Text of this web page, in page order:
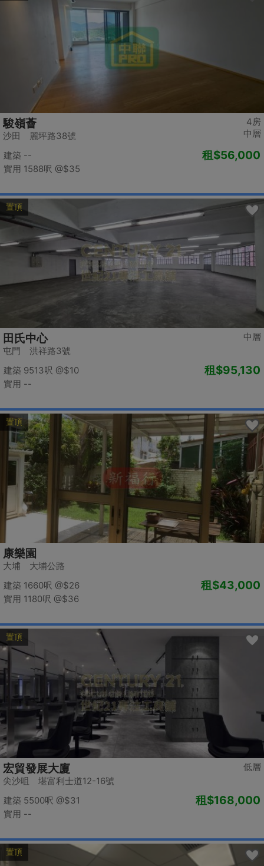
4房
中層
駿嶺薈
沙田 麗坪路38號
建築 --
實用 1588呎 @$35
租$56,000
置頂
中層
田氏中心
屯門 洪祥路3號
建築 9513呎 @$10
實用 --
租$95,130
置頂
康樂園
大埔 大埔公路
建築 1660呎 @$26
實用 1180呎 @$36
租$43,000
置頂
低層
宏貿發展大廈
尖沙咀 堪富利士道12-16號
建築 5500呎 @$31
實用 --
租$168,000
置頂